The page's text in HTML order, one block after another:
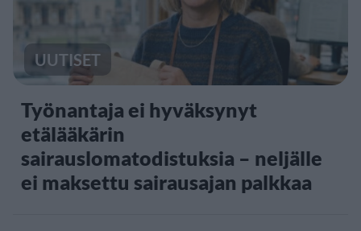
UUTISET
Työnantaja ei hyväksynyt
etälääkärin
sairauslomatodistuksia – neljälle
ei maksettu sairausajan palkkaa